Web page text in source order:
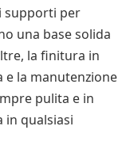
supporti per
una base solida
la finitura in
e la manutenzione
pulita e in
in qualsiasi